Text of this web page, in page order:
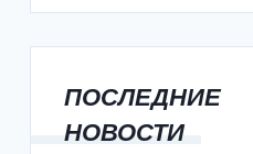
ПОСЛЕДНИЕ
НОВОСТИ